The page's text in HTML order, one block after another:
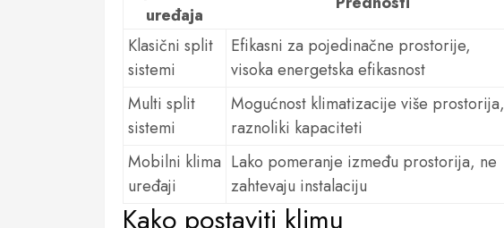
uređaja
Klasični split
sistemi
Efikasni za pojedinačne prostorije,
visoka energetska efikasnost
Multi split
sistemi
Mogućnost klimatizacije više prostorija,
raznoliki kapaciteti
Mobilni klima
uređaji
Lako pomeranje između prostorija, ne
zahtevaju instalaciju
Kako postaviti klimu